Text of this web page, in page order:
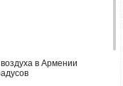
в Армении